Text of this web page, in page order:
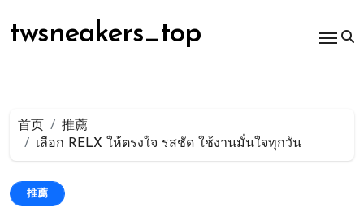
容
twsneakers_top
首页
推薦
เลือก RELX ให้ตรงใจ รสชัด ใช้งานมั่นใจทุกวัน
推薦